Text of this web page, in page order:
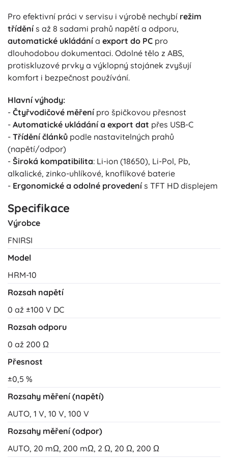
Pro efektivní práci v servisu i výrobě nechybí režim
třídění s až 8 sadami prahů napětí a odporu,
automatické ukládání a export do PC pro
dlouhodobou dokumentaci. Odolné tělo z ABS,
protiskluzové prvky a výklopný stojánek zvyšují
komfort i bezpečnost používání.
Hlavní výhody:
- Čtyřvodičové měření pro špičkovou přesnost
- Automatické ukládání a export dat přes USB-C
- Třídění článků podle nastavitelných prahů
(napětí/odpor)
- Široká kompatibilita: Li-ion (18650), Li-Pol, Pb,
alkalické, zinko-uhlíkové, knoflíkové baterie
- Ergonomické a odolné provedení s TFT HD displejem
Specifikace
Výrobce
FNIRSI
Model
HRM-10
Rozsah napětí
0 až ±100 V DC
Rozsah odporu
0 až 200 Ω
Přesnost
±0,5 %
Rozsahy měření (napětí)
AUTO, 1 V, 10 V, 100 V
Rozsahy měření (odpor)
AUTO, 20 mΩ, 200 mΩ, 2 Ω, 20 Ω, 200 Ω